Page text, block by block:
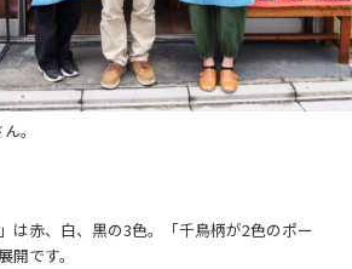
。
は赤、白、黒の3色。「千鳥柄が2色のポー
です。